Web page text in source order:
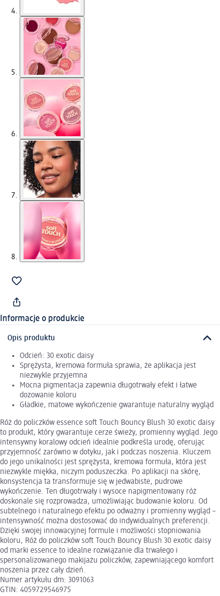
Informacje o produkcie
Opis produktu
Odcień: 30 exotic daisy
Sprężysta, kremowa formuła sprawia, że aplikacja jest
niezwykle przyjemna
Mocna pigmentacja zapewnia długotrwały efekt i łatwe
dozowanie koloru
Gładkie, matowe wykończenie gwarantuje naturalny wygląd
Róż do policzków essence soft Touch Bouncy Blush 30 exotic daisy
to produkt, który gwarantuje cerze świeży, promienny wygląd. Jego
intensywny koralowy odcień idealnie podkreśla urodę, oferując
przyjemność zarówno w dotyku, jak i podczas noszenia. Kluczem
do jego unikalności jest sprężysta, kremowa formuła, która jest
niezwykle miękka, niczym poduszeczka. Po aplikacji na skórę,
konsystencja ta transformuje się w jedwabiste, pudrowe
wykończenie. Ten długotrwały i wysoce napigmentowany róż
doskonale się rozprowadza, umożliwiając budowanie koloru. Od
subtelnego i naturalnego efektu po odważny i promienny wygląd –
intensywność można dostosować do indywidualnych preferencji.
Dzięki swojej innowacyjnej formule i możliwości stopniowania
koloru, Róż do policzków soft Touch Bouncy Blush 30 exotic daisy
od marki essence to idealne rozwiązanie dla trwałego i
spersonalizowanego makijażu policzków, zapewniającego komfort
noszenia przez cały dzień.
Numer artykułu dm: 3091063
GTIN: 4059729546975